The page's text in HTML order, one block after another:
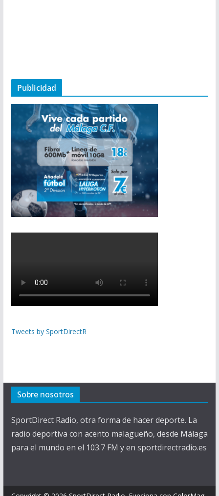
Publicidad
Tweets by SportDirectR
Sobre nosotros
SportDirect Radio, otra forma de hacer deporte. La
radio deportiva con acento malagueño, desde Málaga
para el mundo en el 103.7 FM y en sportdirectradio.es